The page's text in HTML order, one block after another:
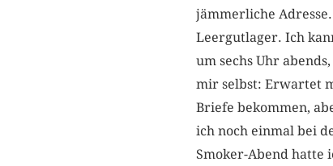
jämmerliche
Leergutlager. Ich
um sechs Uhr
mir selbst: Erwartet
Briefe bekommen,
ich noch einmal bei
Smoker-Abend hatte